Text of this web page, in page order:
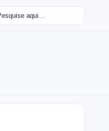
por: